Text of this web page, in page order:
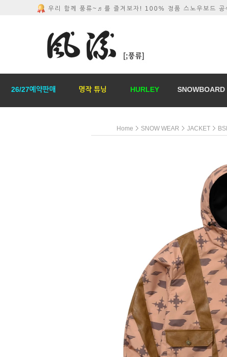
우리 함께 풍류~♬를 즐겨보자! 100% 정품 스노우보드 공
26/27예약판매 명작 튜닝 HURLEY SNOWBOARD
Home SNOW WEAR JACKET